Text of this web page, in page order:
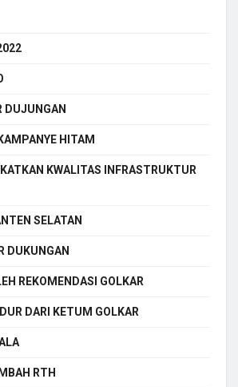
DUJUNGAN
HITAM
KWALITAS INFRASTRUKTUR
SELATAN
DUKUNGAN
REKOMENDASI GOLKAR
DARI KETUM GOLKAR
RTH